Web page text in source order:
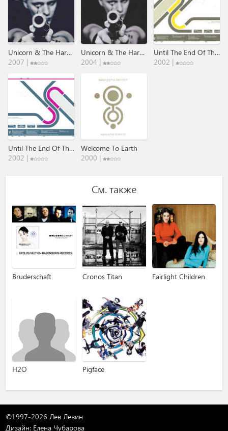
Unicorn & The Harmonizer DVD
2007 |
Unicorn & The Harmonizer DVD
2004 |
Until The End Of The World
2002 |
Until The End Of The World
2002 |
Welcome To Earth
2000 |
См. также
Bruderschaft Cronos Titan Fairlight Children
H2O Pigface
©1997-2026 Лев Левин
Дизайн: Елена Чубарова